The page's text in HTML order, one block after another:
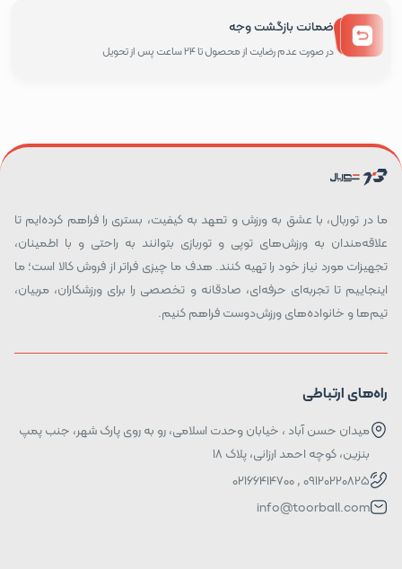
ضمانت بازگشت وجه
در صورت عدم رضایت از محصول تا 24 ساعت پس از تحویل
ما در توربال، با عشق به ورزش و تعهد به کیفیت، بستری را فراهم کرده‌ایم تا
علاقه‌مندان به ورزش‌های توپی و توربازی بتوانند به راحتی و با اطمینان،
تجهیزات مورد نیاز خود را تهیه کنند. هدف ما چیزی فراتر از فروش کالا است؛ ما
اینجاییم تا تجربه‌ای حرفه‌ای، صادقانه و تخصصی را برای ورزشکاران، مربیان،
تیم‌ها و خانواده‌های ورزش‌دوست فراهم کنیم.
راه‌های ارتباطی
میدان حسن آباد ، خیابان وحدت اسلامی، رو به روی پارک شهر، جنب پمپ
بنزین، کوچه احمد ارزانی، پلاک ۱۸
09120220825 , 02166414700
info@toorball.com